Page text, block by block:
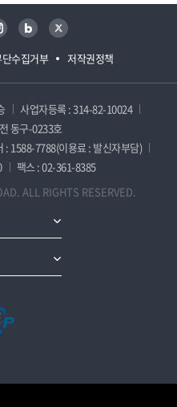
수집거부 저작권정책
블로그 트위터
사업자등록 : 314-82-10024
동구-0233호
: 1588-7788(이용료 : 발신자부담)
팩스 : 02-361-8385
ALL RIGHTS RESERVED.